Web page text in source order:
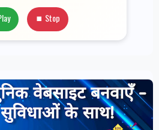
⏹ Stop